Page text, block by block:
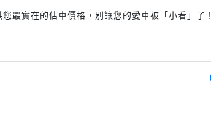
最實在的估車價格，別讓您的愛車被「小看」了！